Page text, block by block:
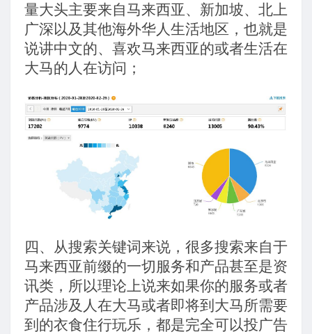
量大头主要来自马来西亚、新加坡、北上
广深以及其他海外华人生活地区，也就是
说讲中文的、喜欢马来西亚的或者生活在
大马的人在访问；
四、 从搜索关键词来说，很多搜索来自于
马来西亚前缀的一切服务和产品甚至是资
讯类，所以理论上说来如果你的服务或者
产品涉及人在大马或者即将到大马所需要
到的衣食住行玩乐，都是完全可以投广告